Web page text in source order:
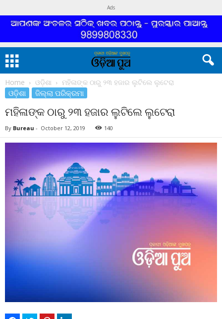
Ads
Home ଓଡ଼ିଶା ମହିଳାଙ୍କ ଠାରୁ ୨୩ ହଜାର ଲୁଟିଲେ ଲୁଟେରା
ଓଡ଼ିଶା ଜିଲ୍ଲା ପରିକ୍ରମା
ମହିଳାଙ୍କ ଠାରୁ ୨୩ ହଜାର ଲୁଟିଲେ ଲୁଟେରା
By Bureau - October 12, 2019 140